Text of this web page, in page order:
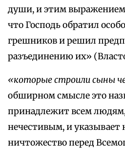
души, и этим выражением
что Господь обратил
грешников и решил
разъединению их»
«которые строили сыны
обширном смысле это
принадлежит всем
нечестивым, и указывает
ничтожество перед